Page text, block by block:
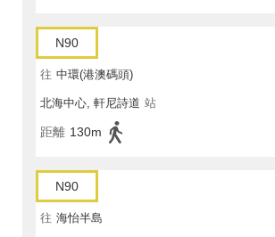
N90
往 中環(港澳碼頭)
北海中心, 軒尼詩道 站
距離 130m
N90
往 海怡半島